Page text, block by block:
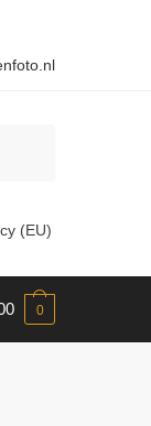
(EU)
0